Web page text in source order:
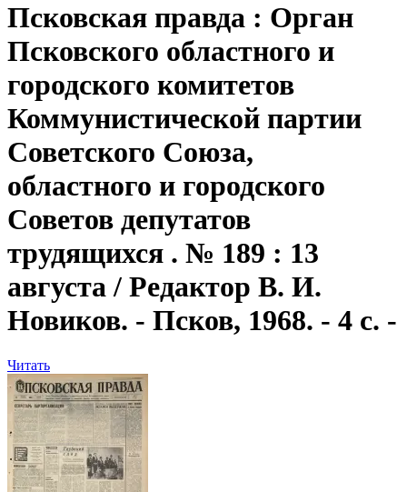
Псковская правда : Орган
Псковского областного и
городского комитетов
Коммунистической партии
Советского Союза,
областного и городского
Советов депутатов
трудящихся . № 189 : 13
августа / Редактор В. И.
Новиков. - Псков, 1968. - 4 с. -
Читать